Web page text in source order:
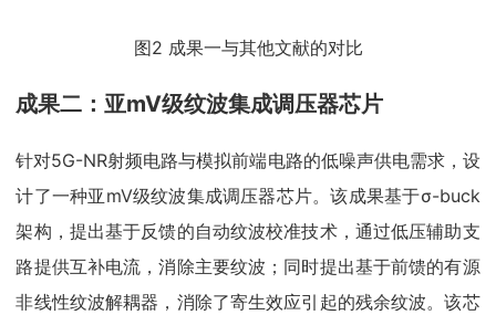
图2 成果一与其他文献的对比
成果二：亚mV级纹波集成调压器芯片
针对5G-NR射频电路与模拟前端电路的低噪声供电需求，设
计了一种亚mV级纹波集成调压器芯片。该成果基于σ-buck
架构，提出基于反馈的自动纹波校准技术，通过低压辅助支
路提供互补电流，消除主要纹波；同时提出基于前馈的有源
非线性纹波解耦器，消除了寄生效应引起的残余纹波。该芯